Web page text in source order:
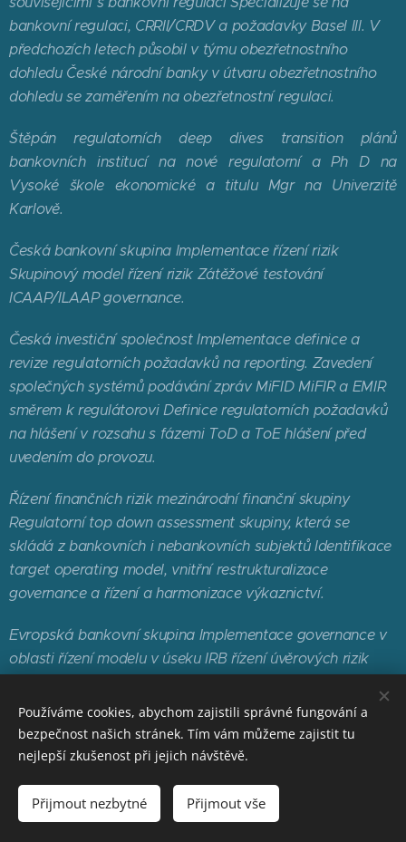
bankovní regulaci, CRRII/CRDVa požadavky Basel III. V
předchozích letech působil v týmu obezřetnostního
dohledu České národní banky v útvaru obezřetnostního
dohledu se zaměřením na obezřetnostní regulaci.
Štěpánregulatorních deep dives transition plánů
bankovních institucí na nové regulatorní a Ph D na
Vysoké škole ekonomické a titulu Mgr na Univerzitě
Karlově.
Českábankovní skupina Implementace řízení rizik
Skupinový model řízení rizik Zátěžové testování
ICAAP/ILAAP governance.
Českáinvestiční společnost Implementace definice a
revize regulatorních požadavků nareporting. Zavedení
společných systémů podávání zpráv MiFID MiFIR a EMIR
směrem kregulátorovi Definice regulatorních požadavků
na hlášení v rozsahu s fázemi ToD a ToEhlášení před
uvedením do provozu.
Řízení finančních rizik mezinárodní finanční skupiny
Regulatorní top down assessment skupiny, která se
skládá z bankovních i nebankovních subjektů Identifikace
target operating model, vnitřní restrukturalizace
governance a řízení a harmonizace výkaznictví.
Evropskábankovní skupina Implementace governance v
oblasti řízení modelu v úseku IRBřízení úvěrových rizik
testing.
© 2026 Česká bankovní asociace | ČBA EDUCA PLUS |
www.cbaeducaplus.cz
| Pro více informací nás kontaktujte na
Používáme cookies, abychom zajistili správné fungování a
bezpečnost našich stránek. Tím vám můžeme zajistit tu
nejlepší zkušenost při jejich návštěvě.
Přijmout nezbytné Přijmout vše